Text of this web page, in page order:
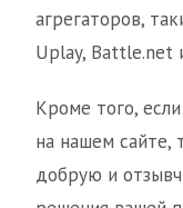
агрегаторов,
Uplay, Battle.net
Кроме того,
на нашем сайте,
добрую и